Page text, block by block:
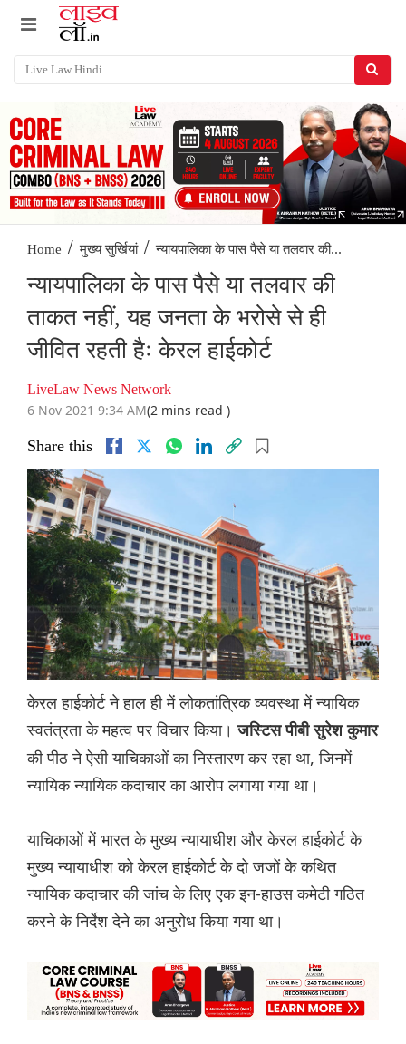
Home / मुख्य सुर्खियां / न्यायपालिका के पास पैसे या तलवार की...
न्यायपालिका के पास पैसे या तलवार की
ताकत नहीं, यह जनता के भरोसे से ही
जीवित रहती हैः केरल हाईकोर्ट
LiveLaw News Network
6 Nov 2021 9:34 AM(2 mins read )
Share this
केरल हाईकोर्ट ने हाल ही में लोकतांत्रिक व्यवस्था में न्यायिक
स्वतंत्रता के महत्व पर विचार किया।जस्टिस पीबी सुरेश कुमार
की पीठ ने ऐसी याचिकाओं का निस्तारण कर रहा था, जिनमें
न्यायिक न्यायिक कदाचार का आरोप लगाया गया था।
याचिकाओं में भारत के मुख्य न्यायाधीश और केरल हाईकोर्ट के
मुख्य न्यायाधीश को केरल हाईकोर्ट के दो जजों के कथित
न्यायिक कदाचार की जांच के लिए एक इन-हाउस कमेटी गठित
करने के निर्देश देने का अनुरोध किया गया था।